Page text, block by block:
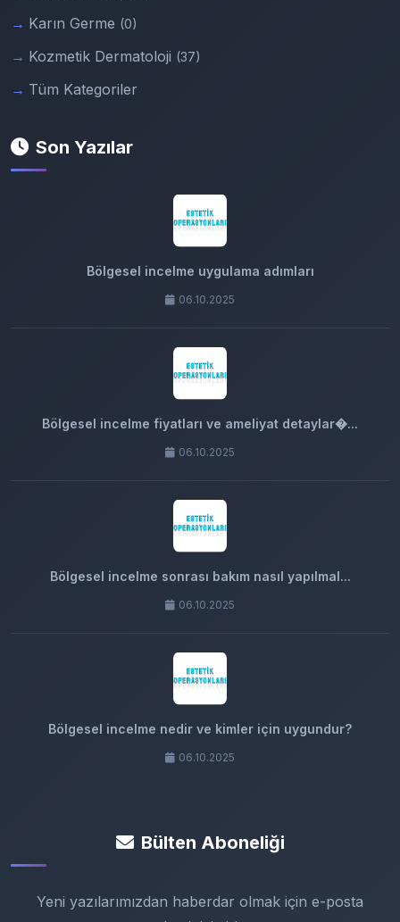
Karın Germe (0)
Kozmetik Dermatoloji (37)
Tüm Kategoriler
Son Yazılar
Bölgesel incelme uygulama adımları
06.10.2025
Bölgesel incelme fiyatları ve ameliyat detaylar�...
06.10.2025
Bölgesel incelme sonrası bakım nasıl yapılmal...
06.10.2025
Bölgesel incelme nedir ve kimler için uygundur?
06.10.2025
Bülten Aboneliği
Yeni yazılarımızdan haberdar olmak için e-posta